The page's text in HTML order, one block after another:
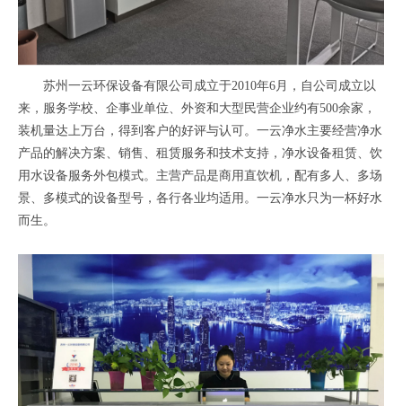
苏州一云环保设备有限公司成立于2010年6月，自公司成立以
来，服务学校、企事业单位、外资和大型民营企业约有500余家，
装机量达上万台，得到客户的好评与认可。一云净水主要经营净水
产品的解决方案、销售、租赁服务和技术支持，净水设备租赁、饮
用水设备服务外包模式。主营产品是商用直饮机，配有多人、多场
景、多模式的设备型号，各行各业均适用。一云净水只为一杯好水
而生。